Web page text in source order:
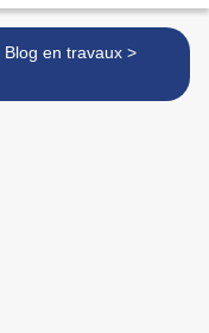
Blog en travaux >